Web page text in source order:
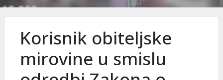
Korisnik obiteljske
mirovine u smislu